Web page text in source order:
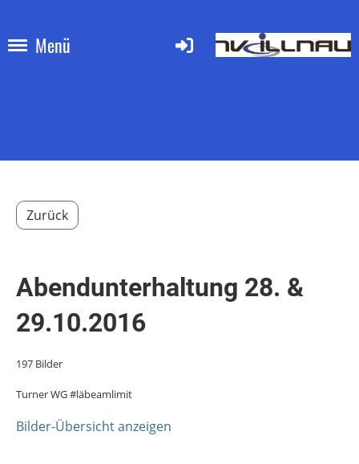
Menü
Zurück
Abendunterhaltung 28. &
29.10.2016
197 Bilder
Turner WG #läbeamlimit
Bilder-Übersicht anzeigen